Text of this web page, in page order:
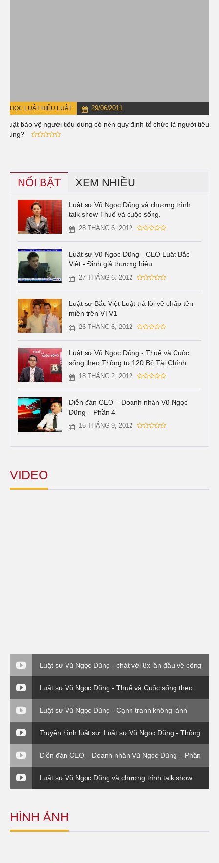
HỌC LUẬT HIỂU LUẬT 29/06/2011
Luật bảo vệ người tiêu dùng có nên quy định tổ chức là người tiêu
dùng?
NỔI BẬT XEM NHIỀU
Luật sư Vũ Ngọc Dũng và chương trình
talk show Thuế và cuộc sống.
28 THÁNG 6, 2012
Luật sư Vũ Ngọc Dũng - CEO Luật Bắc
Việt - Đinh giá thương hiệu
27 THÁNG 6, 2012
Luật sư Bắc Việt Luật trả lời về chấp tên
miền trên VTV1
26 THÁNG 6, 2012
Luật sư Vũ Ngọc Dũng - Thuế và Cuộc
sống theo Thông tư 120 Bộ Tài Chính
18 THÁNG 2, 2012
Diễn đàn CEO – Doanh nhân Vũ Ngọc
Dũng – Phần 4
15 THÁNG 9, 2012
VIDEO
Luật sư Vũ Ngọc Dũng - chát với 8x lần đầu về công
ty Bắc Việt Luật ( VTC0
Luật sư Vũ Ngọc Dũng - Thuế và Cuộc sống theo
Thông tư 120 Bộ Tài Chính
Luật sư Vũ Ngọc Dũng - Cạnh tranh không lành
mạnh (Luật sư và Doanh nghiệp)
Truyền hình luật sư: Luật sư Vũ Ngọc Dũng - Thông
tư 176 Bộ Tài Chính
Diễn đàn CEO – Doanh nhân Vũ Ngọc Dũng – Phần
4
Luật sư Vũ Ngọc Dũng và chương trình talk show
Thuế và cuộc sống.
HÌNH ẢNH